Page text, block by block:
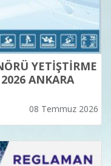
YETİŞTİRME
ANKARA
08 Temmuz 2026